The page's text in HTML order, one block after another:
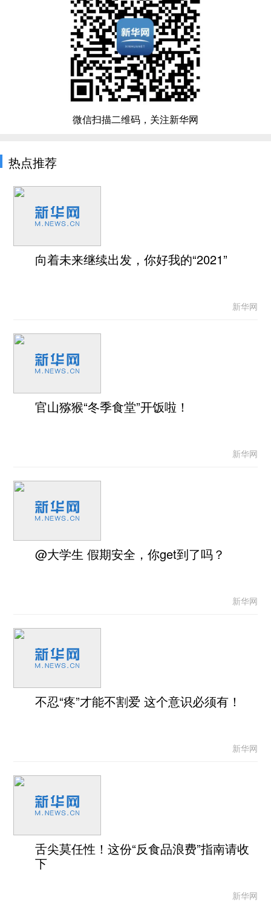
微信扫描二维码，关注新华网
热点推荐
向着未来继续出发，你好我的“2021”
新华网
官山猕猴“冬季食堂”开饭啦！
新华网
@大学生 假期安全，你get到了吗？
新华网
不忍“疼”才能不割爱 这个意识必须有！
新华网
舌尖莫任性！这份“反食品浪费”指南请收
下
新华网